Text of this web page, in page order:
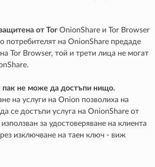
от TorOnionShare и Tor Browser
потребителят на OnionShare предаде
Tor Browser, той и трети лица не могат
пак не може да достъпи нищо.
на услуги на Onion позволиха на
се достъпи услуга на OnionShare от
за удостоверяване на клиента
изключване на таен ключ - виж